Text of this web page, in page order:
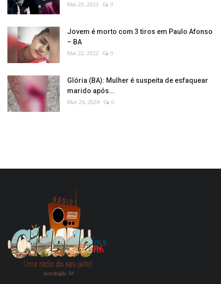
Mai 29, 2023 0
Jovem é morto com 3 tiros em Paulo Afonso
– BA
Mai 22, 2022 0
Glória (BA): Mulher é suspeita de esfaquear
marido após...
Mar 26, 2024 0